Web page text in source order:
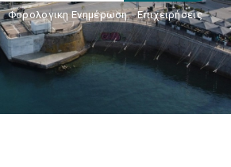
Φορολογικη Ενημέρωση, Επιχειρήσεις